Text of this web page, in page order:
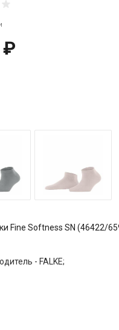
₽
Fine Softness SN (46422/
- FALKE;